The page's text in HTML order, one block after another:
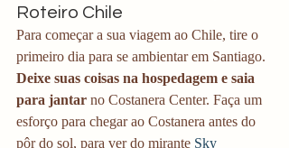
Roteiro Chile
Para começar a sua viagem ao Chile, tire o
primeiro dia para se ambientar em Santiago.
Deixe suas coisas na hospedagem e saia
para jantar no Costanera Center. Faça um
esforço para chegar ao Costanera antes do
pôr do sol, para ver do mirante Sky